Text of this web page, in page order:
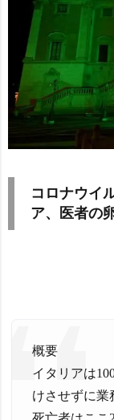
コロナウイ
ア、医者の
概要
イタリアは
けさせずに